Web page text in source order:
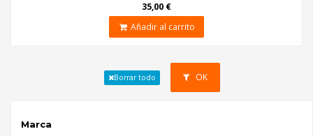
35,00 €
Añadir al carrito
Borrar todo OK
Marca